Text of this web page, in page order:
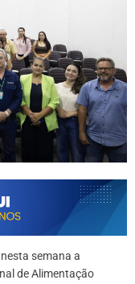
semana a
de Alimentação